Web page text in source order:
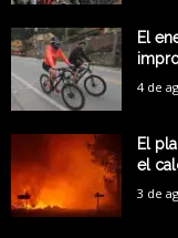
El
4 de
El
el
3 de